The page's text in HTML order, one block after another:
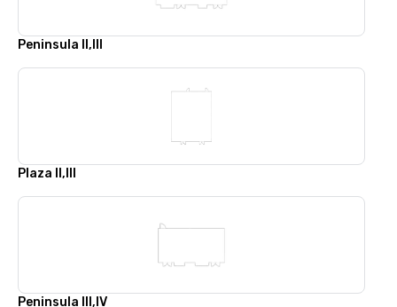
Peninsula II,III
Plaza II,III
Peninsula III,IV